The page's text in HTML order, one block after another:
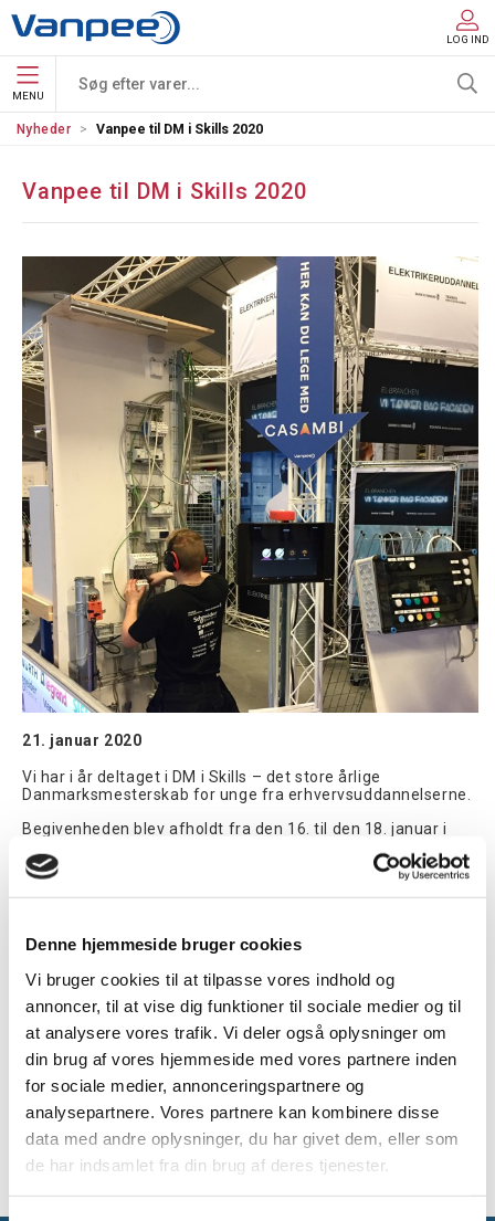
Denne hjemmeside bruger cookies
Vi bruger cookies til at tilpasse vores indhold og
annoncer, til at vise dig funktioner til sociale medier og til
at analysere vores trafik. Vi deler også oplysninger om
din brug af vores hjemmeside med vores partnere inden
for sociale medier, annonceringspartnere og
analysepartnere. Vores partnere kan kombinere disse
data med andre oplysninger, du har givet dem, eller som
de har indsamlet fra din brug af deres tjenester.
LOG IND
MENU
Nyheder Vanpee til DM i Skills 2020
Vanpee til DM i Skills 2020
21. januar 2020
Vi har i år deltaget i DM i Skills – det store årlige
Danmarksmesterskab for unge fra erhvervsuddannelserne.
Begivenheden blev afholdt fra den 16. til den 18. januar i
har kæmpet inden for de forskellige fag, herunder
elektrikerfaget.
Eigenbrod fra SIF Gruppen A/S. Emil var i november 2019 på
Dali kursus hos Vanpee, som et led i forberedelsen til DM i
Vanpee deltog i samarbejde med EVU og har leveret Mi
kasser fra Hensel til brug i konkurrencen og Casambi
lysstyring, som de besøgende kunne prøve kræfter med.
Læs mere om DM i Skills